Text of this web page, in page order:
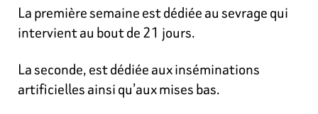
La première semaine est dédiée au sevrage qui
intervient au bout de 21 jours.
La seconde, est dédiée aux inséminations
artificielles ainsi qu’aux mises bas.